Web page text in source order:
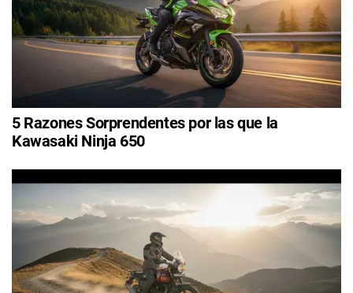
5 Razones Sorprendentes por las que la
Kawasaki Ninja 650